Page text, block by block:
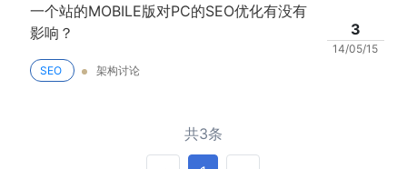
一个站的MOBILE版对PC的SEO优化有没有
影响？
SEO 架构讨论
3
14/05/15
共3条